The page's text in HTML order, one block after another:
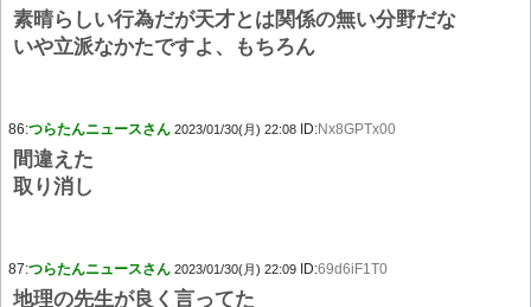
素晴らしい行為だが天才とは関係の無い分野だな
いや立派なかたですよ、もちろん
86:つらたんニュースさん 2023/01/30(月) 22:08 ID:Nx8GPTx00
間違えた
取り消し
87:つらたんニュースさん 2023/01/30(月) 22:09 ID:69d6iF1T0
地理の先生が良く言ってた